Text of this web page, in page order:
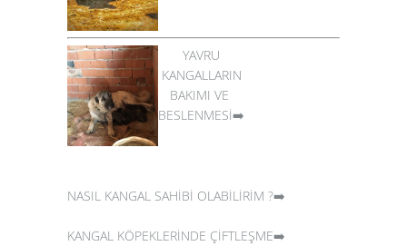
YAVRU
KANGALLARIN
BAKIMI VE
BESLENMESİ➡️
NASIL KANGAL SAHİBİ OLABİLİRİM ?➡️
KANGAL KÖPEKLERİNDE ÇİFTLEŞME➡️